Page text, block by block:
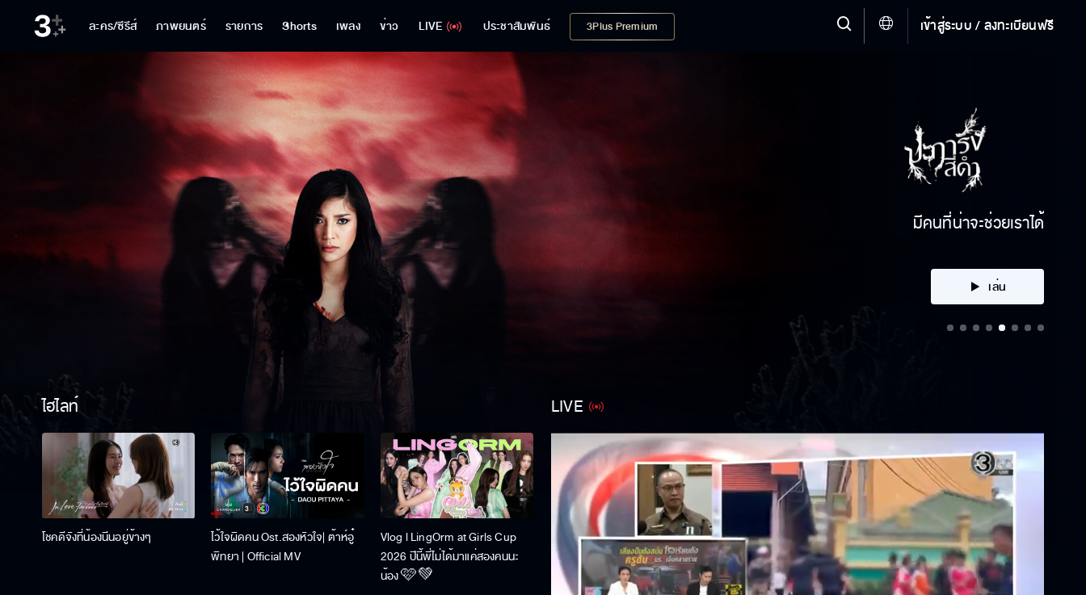
ละคร/ซีรีส์ ภาพยนตร์ รายการ Shorts เพลง ข่าว LIVE ประชาสัมพันธ์ 3Plus Premium เข้าสู่ระบบ / ลงทะเบียนฟรี
คลิก
ไฮไลท์
โชคดีจังที่น้องนีนอยู่ข้างๆ
ไว้ใจผิดคน Ost.สองหัวใจ| ต้าห์อู๋
พิทยา | Official MV
Vlog l LingOrm at Girls Cup
2026 ปีนี้พี่ไม่ได้มาแค่สองคนนะ
น้อง 🩷💚
LIVE